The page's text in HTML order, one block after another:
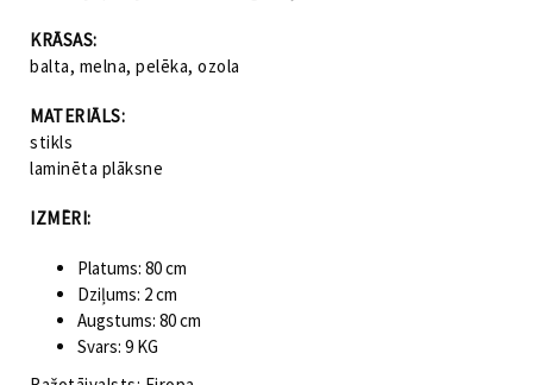
KRĀSAS:
balta, melna, pelēka, ozola
MATERIĀLS:
stikls
laminēta plāksne
IZMĒRI:
Platums: 80 cm
Dziļums: 2 cm
Augstums: 80 cm
Svars: 9 KG